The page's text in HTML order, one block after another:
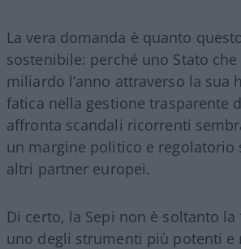
La vera domanda è quanto
sostenibile: perché uno Stato che
miliardo l’anno attraverso la sua
fatica nella gestione trasparente
affronta scandali ricorrenti
un margine politico e regolatorio
altri partner europei.
Di certo, la Sepi non è soltanto la
uno degli strumenti più potenti e